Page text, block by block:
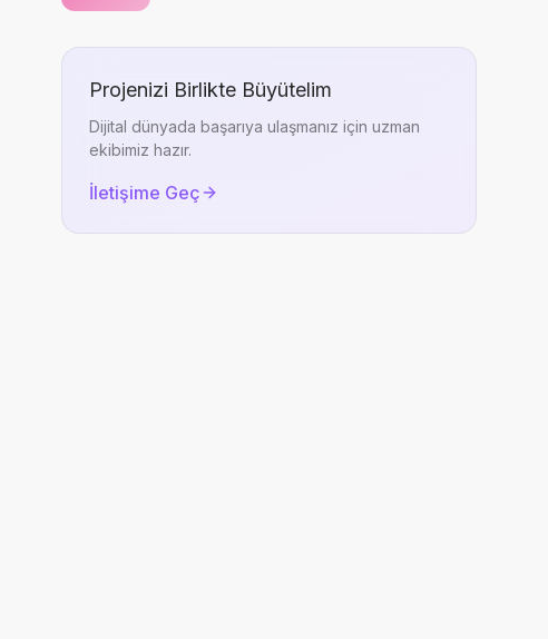
Projenizi Birlikte Büyütelim
Dijital dünyada başarıya ulaşmanız için uzman
ekibimiz hazır.
İletişime Geç